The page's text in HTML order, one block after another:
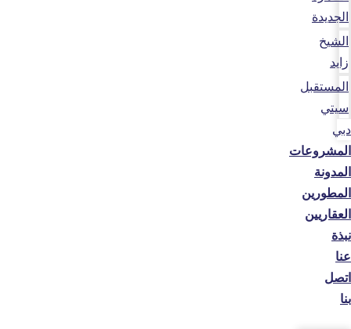
الجديدة
الشيخ
زايد
المستقبل
سيتي
دبي
المشروعات
المدونة
المطورين
العقاريين
نبذة
عنا
اتصل
بنا